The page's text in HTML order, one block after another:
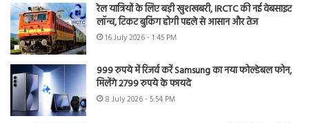
रेल यात्रियों के लिए बड़ी खुशखबरी, IRCTC की नई वेबसाइट
लॉन्च, टिकट बुकिंग होगी पहले से आसान और तेज
16 July 2026 - 1:45 PM
999 रुपये में रिजर्व करें Samsung का नया फोल्डेबल फोन,
मिलेंगे 2799 रुपये के फायदे
8 July 2026 - 5:54 PM